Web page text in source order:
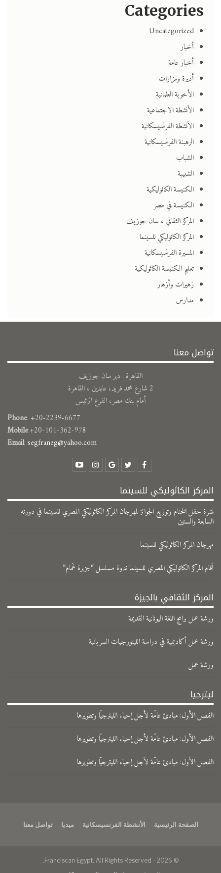
Categories
Uncategorized
أخبار
أخبار عامة
أديرة ومزارات
الأخوية العلمانية
الأنشطة الاجتماعية
الأنشطة الفرنسيسكانية
الرهبنة الفرنسيسكانية
الشباب
الشبيبة
الكنيسة الكاثوليكية
الكنيسة في مصر
المركز الثقافي ، سان جوزيف
المركز الكاثوليكي للسينما
المسيرة الفرنسيسكانية
تعليم الكنيسة الكاثوليكية
زهيرات وأزهار
مدارس
تواصل معنا
القاهرة : دير سان جوزيف
2 شارع محمد فريد، عابدين ، القاهرة
أمام بنك مصر، الفرع الرئيس
Phone: +20-2239-6677
Mobile:+20-101-362-978
Email:segfraneg@yahoo.com
المركز الكاثوليكي للسينما
نشرة حفل الختام وتوزيع الجوائز لمهرجان المركز الكاثوليكي المصري للسينما في دورته
السابعة والستين
مهرجان المركز الكاثوليكي للسينما
​أقام المركز الكاثوليكي المصري للسينما ندوة مسلسل “جزيرة غَمام”
المركز الثقافي بالجيزة
ورشة عمل برامج اللغة اليونانية القديمة
ورشة عمل أكاديمية في دراسة الليتورجيات السريانية
ورشة عمل
ليترجيا
الفصل الأول: مبادئ عامّة لأجل إحياء الليترجيّا وتطويرها
الفصل الأول: مبادئ عامّة لأجل إحياء الليترجيّا وتطويرها
الفصل الأول: مبادئ عامّة لأجل إحياء الليترجيّا وتطويرها
الصفحة الرئيسية الأنشطة الفرنسيسكانية ميديا تواصل معنا
© 2026 - Franciscan Egypt. All Rights Reserved.